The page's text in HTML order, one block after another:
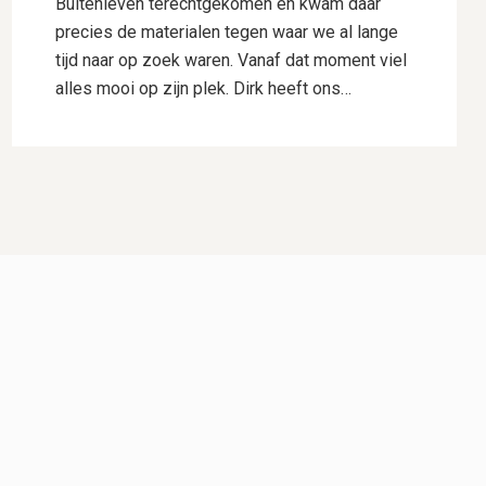
precies de materialen tegen waar we al lange
tijd naar op zoek waren. Vanaf dat moment viel
alles mooi op zijn plek. Dirk heeft ons